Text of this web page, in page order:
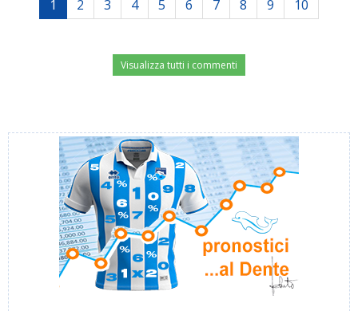
1 2 3 4 5 6 7 8 9 10
Visualizza tutti i commenti